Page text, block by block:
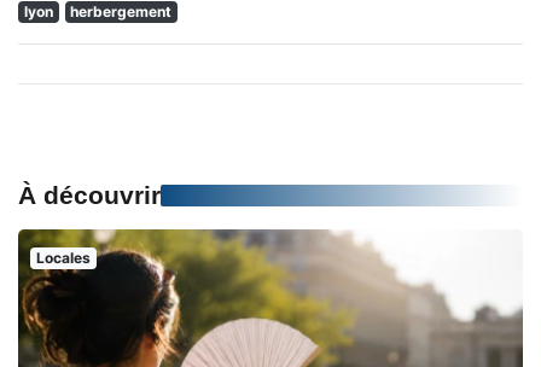
lyon herbergement
À découvrir
Locales